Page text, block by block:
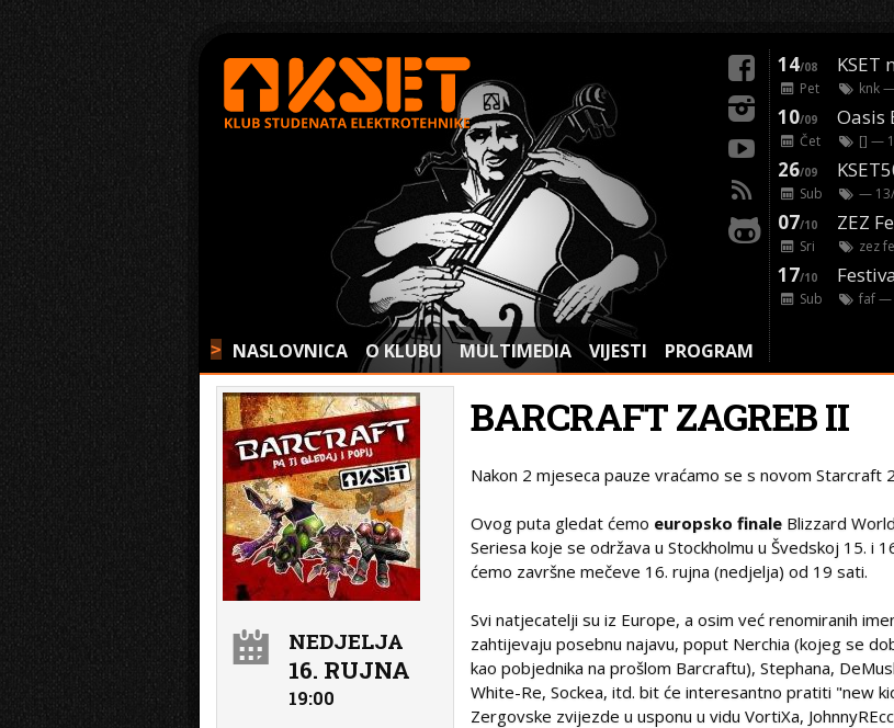
> NASLOVNICA O KLUBU MULTIMEDIA VIJESTI PROGRAM
14/08 KSET
Pet knk
10/09
Čet [] —
26/09
Sub —
07/10 ZEZ
Sri zez
17/10
Sub faf—
BARCRAFT ZAGREB II
Nakon 2 mjeseca pauze vraćamo se s novom Starcraft
Ovog puta gledat ćemo europsko finale Blizzard
Seriesa koje se održava u Stockholmu u Švedskoj 15. i
ćemo završne mečeve 16. rujna (nedjelja) od 19 sati.
Svi natjecatelji su iz Europe, a osim već renomiranih
zahtijevaju posebnu najavu, poput Nerchia (kojeg se
kao pobjednika na prošlom Barcraftu), Stephana,
White-Re, Sockea, itd. bit će interesantno pratiti "new
Zergovske zvijezde u usponu u vidu VortiXa,
NEDJELJA
16. RUJNA
19:00